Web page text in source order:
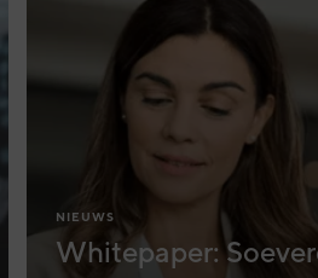
NIEUWS
Whitepaper: